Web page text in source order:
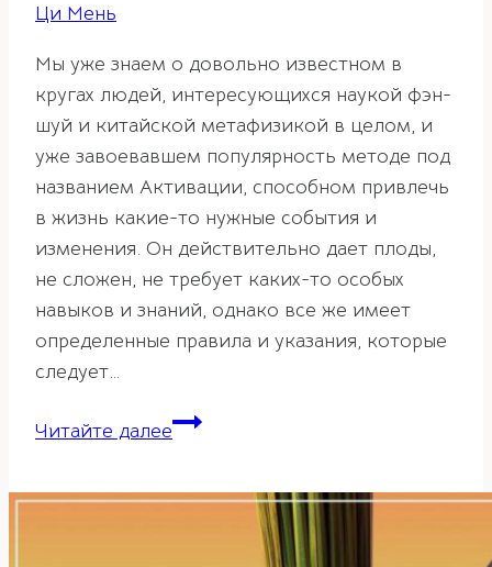
Ци Мень
Мы уже знаем о довольно известном в
кругах людей, интересующихся наукой фэн-
шуй и китайской метафизикой в целом, и
уже завоевавшем популярность методе под
названием Активации, способном привлечь
в жизнь какие-то нужные события и
изменения. Он действительно дает плоды,
не сложен, не требует каких-то особых
навыков и знаний, однако все же имеет
определенные правила и указания, которые
следует…
Читайте далееПредметы
активаций